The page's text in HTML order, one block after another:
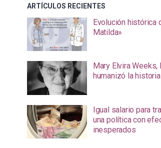
ARTÍCULOS RECIENTES
Evolución histórica
Matilda»
Mary Elvira
humanizó la
Igual salario para
una política con
inesperados